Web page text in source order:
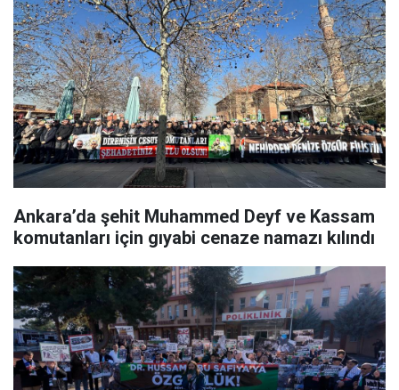
Ankara’da şehit Muhammed Deyf ve Kassam
komutanları için gıyabi cenaze namazı kılındı